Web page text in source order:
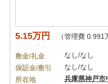
5.15万円 （管理費 0.991
敷金/礼金
なし/なし
保証金/敷引
なし/なし
所在地
兵庫県神戸市